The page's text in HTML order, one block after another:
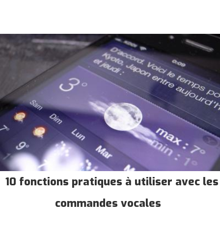
10 fonctions pratiques à utiliser avec les
commandes vocales